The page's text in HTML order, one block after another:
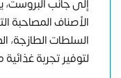
إلى جانب
الأصناف المصاحبة
السلطات الطازجة،
لتوفير تجربة